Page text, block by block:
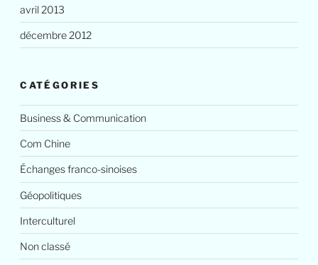
avril 2013
décembre 2012
CATÉGORIES
Business & Communication
Com Chine
Échanges franco-sinoises
Géopolitiques
Interculturel
Non classé